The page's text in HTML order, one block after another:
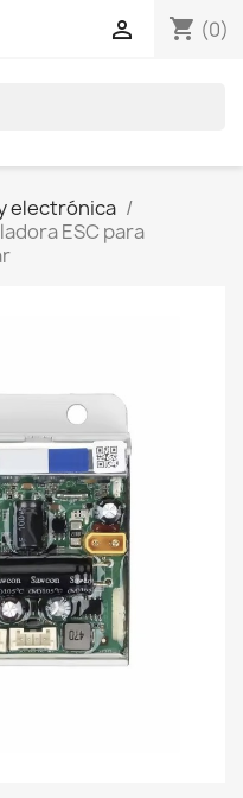
shopping_cart (0)

electrónica
ESC para